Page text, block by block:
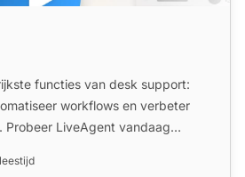
functies van desk support:
workflows en verbeter
Probeer LiveAgent vandaag